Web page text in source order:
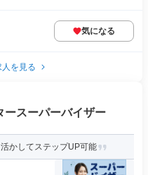
気になる
を見る
ースーパーバイザー
かしてステップUP可能